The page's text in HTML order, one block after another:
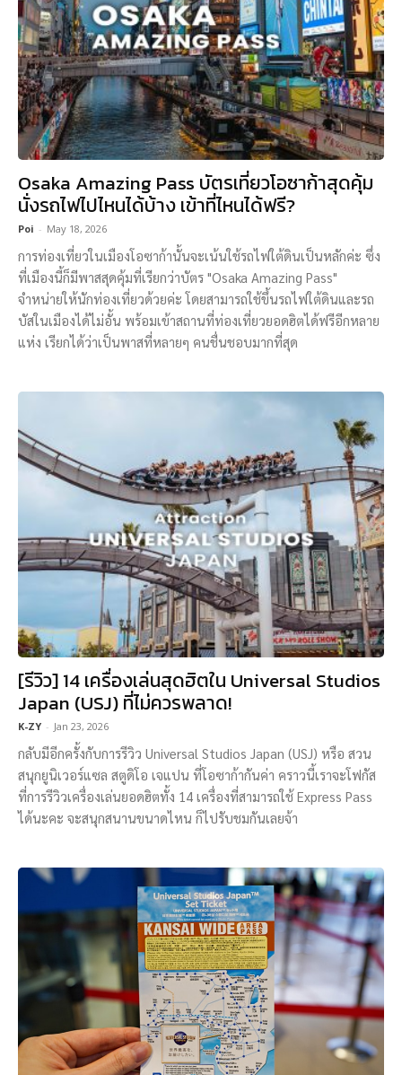
Osaka Amazing Pass บัตรเที่ยวโอซาก้าสุดคุ้ม
นั่งรถไฟไปไหนได้บ้าง เข้าที่ไหนได้ฟรี?
Poi - May 18, 2026
การท่องเที่ยวในเมืองโอซาก้านั้นจะเน้นใช้รถไฟใต้ดินเป็นหลักค่ะ ซึ่ง
ที่เมืองนี้ก็มีพาสสุดคุ้มที่เรียกว่าบัตร "Osaka Amazing Pass"
จำหน่ายให้นักท่องเที่ยวด้วยค่ะ โดยสามารถใช้ขึ้นรถไฟใต้ดินและรถ
บัสในเมืองได้ไม่อั้น พร้อมเข้าสถานที่ท่องเที่ยวยอดฮิตได้ฟรีอีกหลาย
แห่ง เรียกได้ว่าเป็นพาสที่หลายๆ คนชื่นชอบมากที่สุด
[รีวิว] 14 เครื่องเล่นสุดฮิตใน Universal Studios
Japan (USJ) ที่ไม่ควรพลาด!
K-ZY - Jan 23, 2026
กลับมีอีกครั้งกับการรีวิว Universal Studios Japan (USJ) หรือ สวน
สนุกยูนิเวอร์แซล สตูดิโอ เจแปน ที่โอซาก้ากันค่า คราวนี้เราจะโฟกัส
ที่การรีวิวเครื่องเล่นยอดฮิตทั้ง 14 เครื่องที่สามารถใช้ Express Pass
ได้นะคะ จะสนุกสนานขนาดไหน ก็ไปรับชมกันเลยจ้า